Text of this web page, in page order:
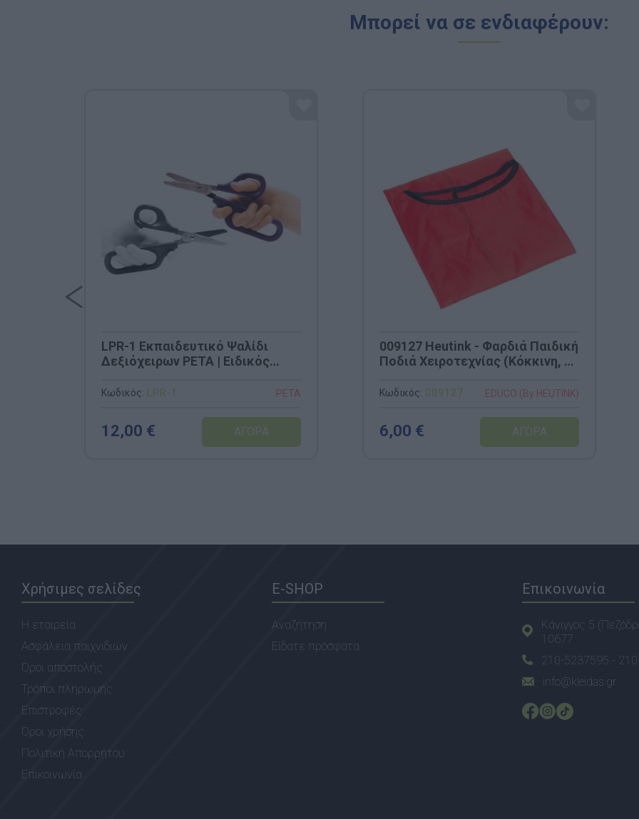
Μπορεί να σε ενδιαφέρουν:
LPR-1 Εκπαιδευτικό Ψαλίδι
Δεξιόχειρων PETA | Ειδικός
Δυσπραξία
Κωδικός: LΡR-1 PETA
12,00 €
009127 Heutink - Φαρδιά Παιδική
Ποδιά Χειροτεχνίας (Κόκκινη, 3-
Κωδικός: 009127 EDUCO (By HEUTINK)
6,00 €
Χρήσιμες σελίδες
Η εταιρεία
Ασφάλεια παιχνιδιών
Όροι αποστολής
Τρόποι πληρωμής
Επιστροφές
Όροι χρήσης
Πολιτική Απορρήτου
Επικοινωνία
E-SHOP
Αναζήτηση
Είδατε πρόσφατα
Επικοινωνία
Κάνιγγος 5
10677
210-5237595 -
info@kleidas.gr